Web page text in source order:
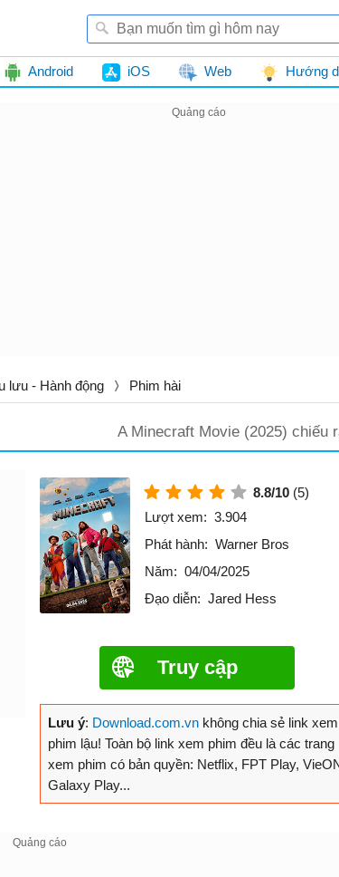
Android iOS Web Hướng
lưu - Hành động Phim hài
A Minecraft Movie (2025) chiếu
8.8/10 (5)
Lượt xem: 3.904
Phát hành: Warner Bros
Năm: 04/04/2025
Đạo diễn: Jared Hess
Truy cập
Lưu ý: Download.com.vn không chia sẻ link xem
phim lậu! Toàn bộ link xem phim đều là các trang
xem phim có bản quyền: Netflix, FPT Play,
Galaxy Play...